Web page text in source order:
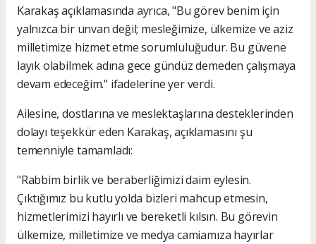
Karakaş açıklamasında ayrıca, "Bu görev benim için
yalnızca bir unvan değil; mesleğimize, ülkemize ve aziz
milletimize hizmet etme sorumluluğudur. Bu güvene
layık olabilmek adına gece gündüz demeden çalışmaya
devam edeceğim." ifadelerine yer verdi.
Ailesine, dostlarına ve meslektaşlarına desteklerinden
dolayı teşekkür eden Karakaş, açıklamasını şu
temenniyle tamamladı:
"Rabbim birlik ve beraberliğimizi daim eylesin.
Çıktığımız bu kutlu yolda bizleri mahcup etmesin,
hizmetlerimizi hayırlı ve bereketli kılsın. Bu görevin
ülkemize, milletimize ve medya camiamıza hayırlar